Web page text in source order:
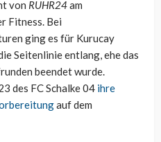
von RUHR24am
Fitness. Bei
ging es für Kurucay
Seitenlinie entlang, ehe das
beendet wurde.
des FC Schalke 04 ihre
auf dem